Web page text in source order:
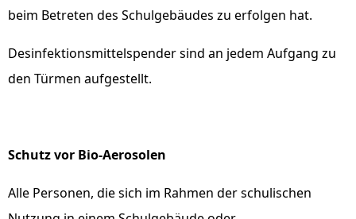
beim Betreten des Schulgebäudes zu erfolgen hat.
Desinfektionsmittelspender sind an jedem Aufgang zu
den Türmen aufgestellt.
Schutz vor Bio-Aerosolen
Alle Personen, die sich im Rahmen der schulischen